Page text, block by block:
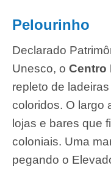
Pelourinho
Declarado
Unesco, o Centro
repleto de
coloridos. O largo
lojas e bares que
coloniais. Uma
pegando o